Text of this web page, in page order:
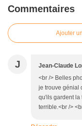
Commentaires
Ajouter
J Jean-Claude
<br /> Belles
je trouve génial
qu'ils gardent la
terrible.<br />